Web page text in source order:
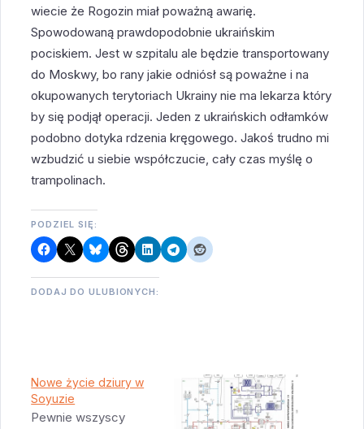
wiecie że Rogozin miał poważną awarię.
Spowodowaną prawdopodobnie ukraińskim
pociskiem. Jest w szpitalu ale będzie transportowany
do Moskwy, bo rany jakie odniósł są poważne i na
okupowanych terytoriach Ukrainy nie ma lekarza który
by się podjął operacji. Jeden z ukraińskich odłamków
podobno dotyka rdzenia kręgowego. Jakoś trudno mi
wzbudzić u siebie współczucie, cały czas myślę o
trampolinach.
PODZIEL SIĘ:
DODAJ DO ULUBIONYCH:
Nowe życie dziury w
Soyuzie
Pewnie wszyscy